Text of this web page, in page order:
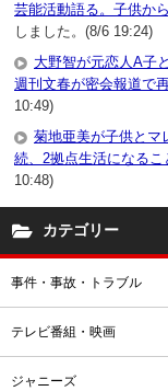
芸能活動語る。子供か
しました。(8/6 19:24)
大野智が元恋人A子
週刊文春が密会報道で
10:49)
菊地亜美が子供とマ
続、2拠点生活になるこ
10:48)
カテゴリー
事件・事故・トラブル
テレビ番組・映画
ジャニーズ